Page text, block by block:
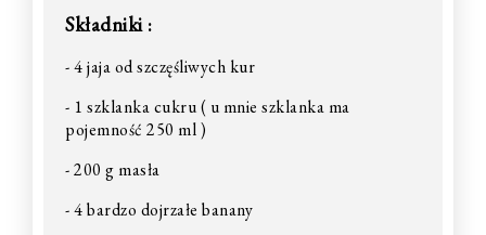
Składniki :
- 4 jaja od szczęśliwych kur
- 1 szklanka cukru ( u mnie szklanka ma
pojemność 250 ml )
- 200 g masła
- 4 bardzo dojrzałe banany